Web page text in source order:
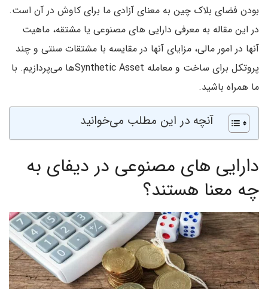
بودن فضای بلاک چین به معنای آزادی ما برای کاوش در آن است.
در این مقاله به معرفی دارایی های مصنوعی یا مشتقه، ماهیت
آنها در امور مالی، مزایای آنها در مقایسه با مشتقات سنتی و چند
پروتکل برای ساخت و معامله Synthetic Assetها می‌پردازیم. با
ما همراه باشید.
آنچه در این مطلب می‌خوانید
دارایی های مصنوعی در دیفای به
چه معنا هستند؟